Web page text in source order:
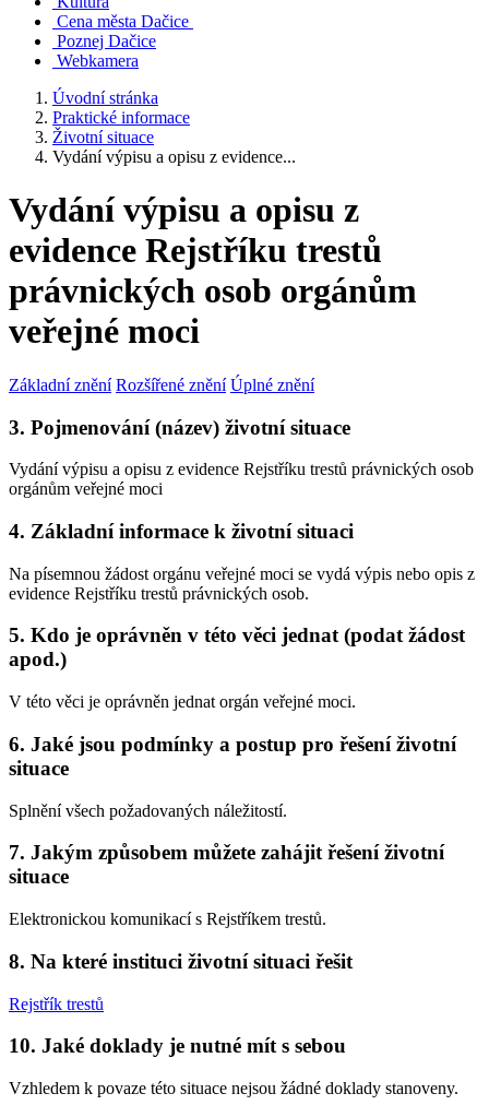
Cena města Dačice
Poznej Dačice
Webkamera
Úvodní stránka
Praktické informace
Životní situace
Vydání výpisu a opisu z evidence...
Vydání výpisu a opisu z
evidence Rejstříku trestů
právnických osob orgánům
veřejné moci
Základní znění Rozšířené znění Úplné znění
3. Pojmenování (název) životní situace
Vydání výpisu a opisu z evidence Rejstříku trestů právnických osob
orgánům veřejné moci
4. Základní informace k životní situaci
Na písemnou žádost orgánu veřejné moci se vydá výpis nebo opis z
evidence Rejstříku trestů právnických osob.
5. Kdo je oprávněn v této věci jednat (podat žádost
apod.)
V této věci je oprávněn jednat orgán veřejné moci.
6. Jaké jsou podmínky a postup pro řešení životní
situace
Splnění všech požadovaných náležitostí.
7. Jakým způsobem můžete zahájit řešení životní
situace
Elektronickou komunikací s Rejstříkem trestů.
8. Na které instituci životní situaci řešit
Rejstřík trestů
10. Jaké doklady je nutné mít s sebou
Vzhledem k povaze této situace nejsou žádné doklady stanoveny.